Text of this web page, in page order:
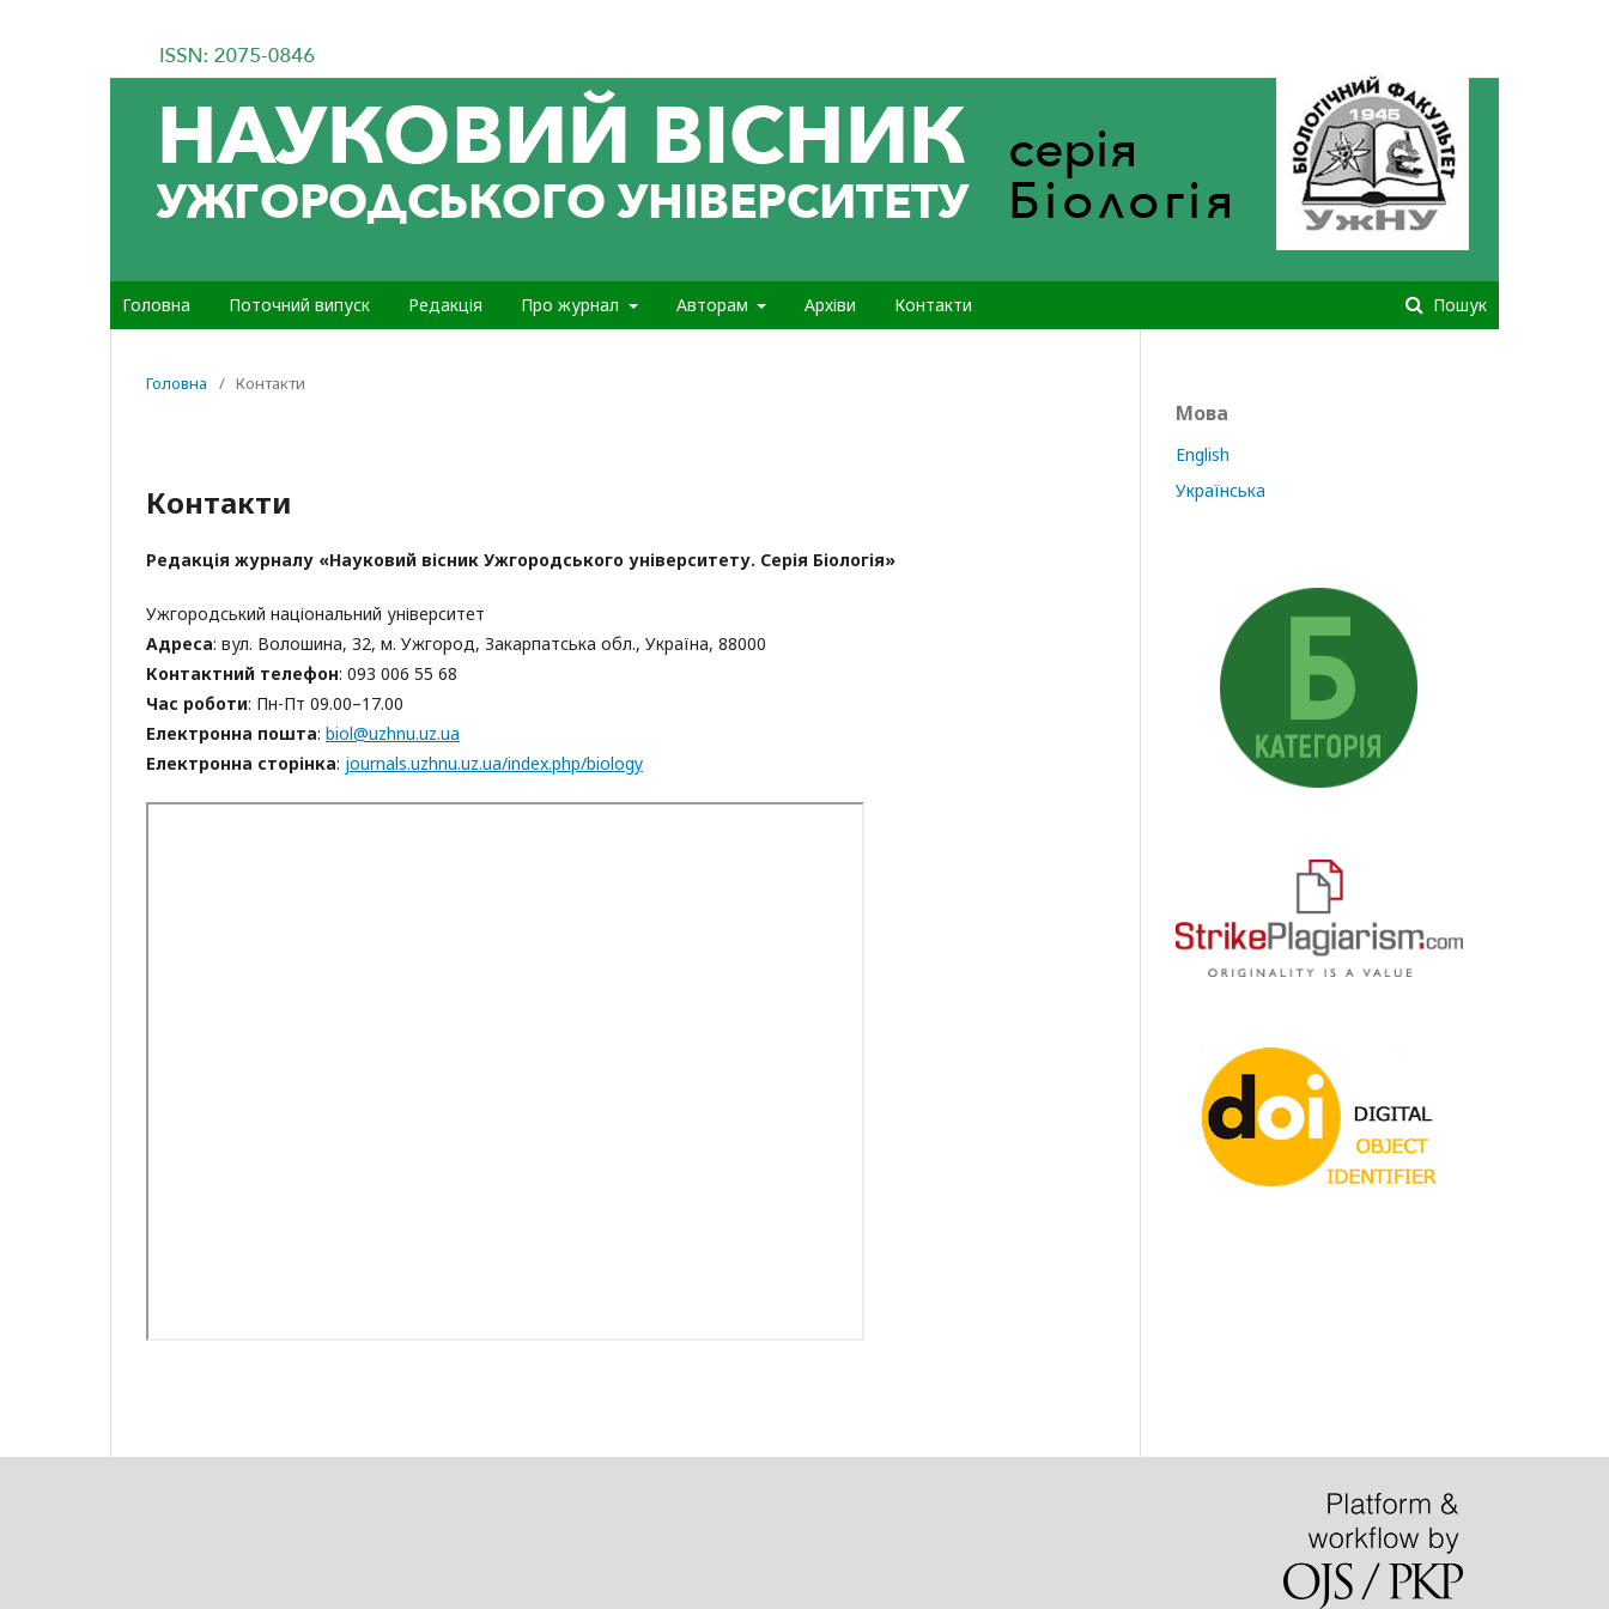
Головна Поточний випуск Редакція Про журнал Авторам Архіви Контакти Пошук
Головна / Контакти
Контакти
Редакція журналу «Науковий вісник Ужгородського університету. Серія Біологія»
Ужгородський національний університет
Адреса: вул. Волошина, 32, м. Ужгород, Закарпатська обл., Україна, 88000
Контактний телефон: 093 006 55 68
Час роботи: Пн-Пт 09.00–17.00
Електронна пошта: biol@uzhnu.uz.ua
Електронна сторінка: journals.uzhnu.uz.ua/index.php/biology
Мова
English
Українська